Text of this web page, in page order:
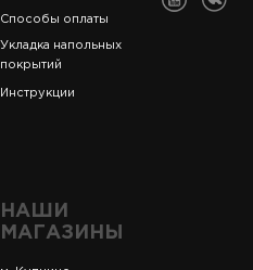
Способы оплаты
Укладка напольных
покрытий
Инструкции
НАШИ
МАГАЗИНЫ